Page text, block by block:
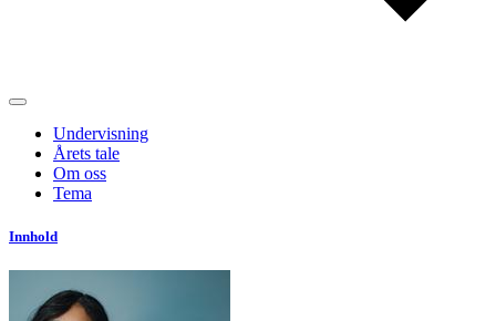
Undervisning
Årets tale
Om oss
Tema
Innhold